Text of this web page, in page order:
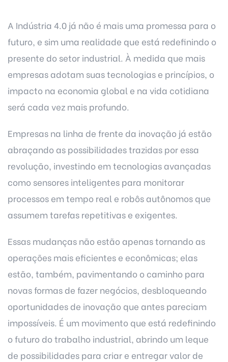
A Indústria 4.0 já não é mais uma promessa para o
futuro, e sim uma realidade que está redefinindo o
presente do setor industrial. À medida que mais
empresas adotam suas tecnologias e princípios, o
impacto na economia global e na vida cotidiana
será cada vez mais profundo.
Empresas na linha de frente da inovação já estão
abraçando as possibilidades trazidas por essa
revolução, investindo em tecnologias avançadas
como sensores inteligentes para monitorar
processos em tempo real e robôs autônomos que
assumem tarefas repetitivas e exigentes.
Essas mudanças não estão apenas tornando as
operações mais eficientes e econômicas; elas
estão, também, pavimentando o caminho para
novas formas de fazer negócios, desbloqueando
oportunidades de inovação que antes pareciam
impossíveis. É um movimento que está redefinindo
o futuro do trabalho industrial, abrindo um leque
de possibilidades para criar e entregar valor de